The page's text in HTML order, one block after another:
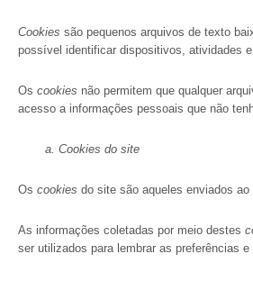
Cookies são pequenos arquivos de texto
possível identificar dispositivos, atividades
Os cookies não permitem que qualquer
acesso a informações pessoais que não
a. Cookies do site
Os cookies do site são aqueles enviados
As informações coletadas por meio destes
ser utilizados para lembrar as preferências